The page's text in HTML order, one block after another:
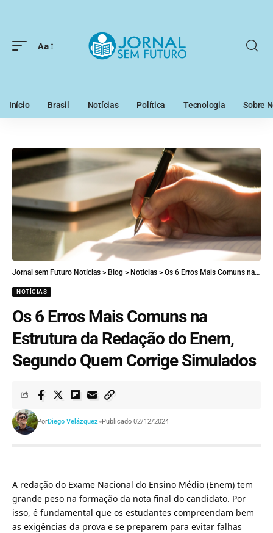
Aa
Início Brasil Notícias Política Tecnologia Sobre
Jornal sem Futuro Notícias > Blog > Notícias > Os 6 Erros Mais Comuns na Estrutura da Redação do Enem, Segundo Quem Corrige Simulados
NOTÍCIAS
Os 6 Erros Mais Comuns na
Estrutura da Redação do Enem,
Segundo Quem Corrige Simulados
PorDiego Velázquez Publicado 02/12/2024
A redação do Exame Nacional do Ensino Médio (Enem) tem
grande peso na formação da nota final do candidato. Por
isso, é fundamental que os estudantes compreendam bem
as exigências da prova e se preparem para evitar falhas